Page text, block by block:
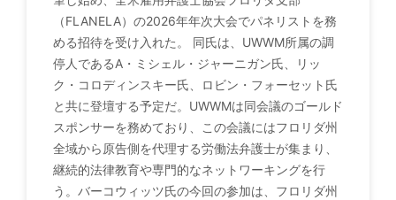
（FLANELA）の2026年年次大会でパネリストを務
める招待を受け入れた。 同氏は、UWWM所属の調
停人であるA・ミシェル・ジャーニガン氏、リッ
ク・コロディンスキー氏、ロビン・フォーセット氏
と共に登壇する予定だ。UWWMは同会議のゴールド
スポンサーを務めており、この会議にはフロリダ州
全域から原告側を代理する労働法弁護士が集まり、
継続的法律教育や専門的なネットワーキングを行
う。バーコウィッツ氏の今回の参加は、フロリダ州